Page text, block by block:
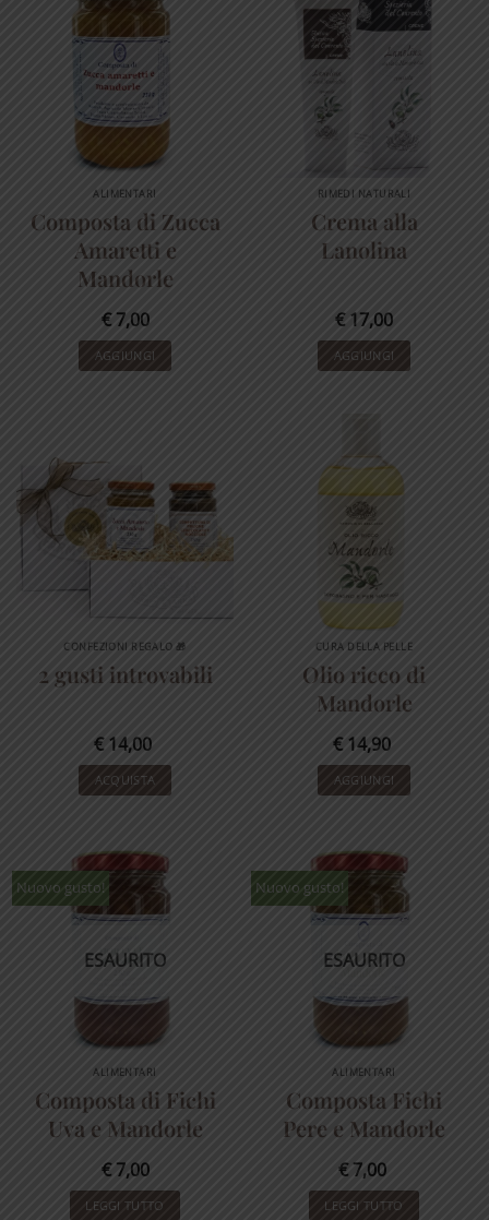
ALIMENTARI
Composta di Zucca
Amaretti e
Mandorle
€7,00
AGGIUNGI
RIMEDI NATURALI
Crema alla
Lanolina
€17,00
AGGIUNGI
CONFEZIONI REGALO 🎁
2 gusti introvabili
€ 14,00
ACQUISTA
CURA DELLA PELLE
Olio ricco di
Mandorle
€ 14,90
AGGIUNGI
Nuovo gusto!
ESAURITO
ALIMENTARI
Composta di Fichi
Uva e Mandorle
€7,00
LEGGI TUTTO
Nuovo gusto!
ESAURITO
ALIMENTARI
Composta Fichi
Pere e Mandorle
€7,00
LEGGI TUTTO